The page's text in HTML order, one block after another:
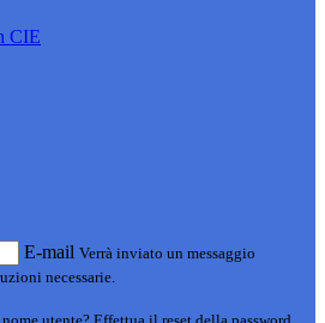
CIE
E-mail Verrà inviato un messaggio
necessarie.